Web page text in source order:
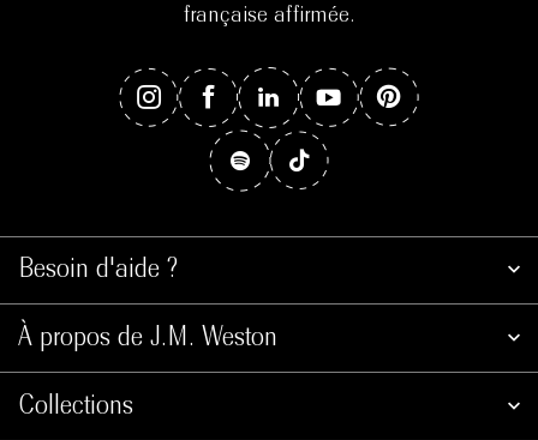
Besoin d'aide ?
À propos de J.M. Weston
Collections
française affirmée.